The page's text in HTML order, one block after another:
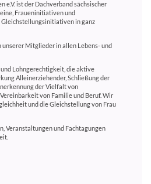
e.V. ist der Dachverband sächsischer
Fraueninitiativen und
Gleichstellungsinitiativen in ganz
Mitglieder in allen Lebens- und
Lohngerechtigkeit, die aktive
Alleinerziehender, Schließung der
der Vielfalt von
von Familie und Beruf. Wir
und die Gleichstellung von Frau
Veranstaltungen und Fachtagungen